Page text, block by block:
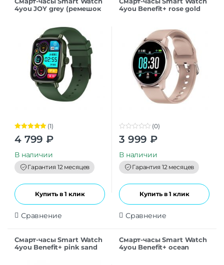
4you JOY grey (ремешок
Оценка5.00
из 5
(1)
4 799 ₽
В наличии
Гарантия 12 месяцев
Купить в 1 клик
Сравнение
4you Benefit+ rose gold
0
o
t
o
f
5
(0)
3 999 ₽
В наличии
Гарантия 12 месяцев
Купить в 1 клик
Сравнение
Смарт-часы Smart Watch
4you Benefit+ pink sand
Смарт-часы Smart Watch
4you Benefit+ ocean